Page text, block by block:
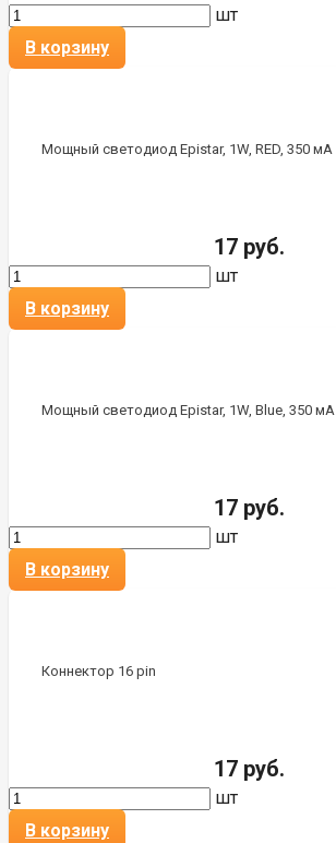
шт
В корзину
Мощный светодиод Epistar, 1W, RED, 350 мА
17 руб.
шт
В корзину
Мощный светодиод Epistar, 1W, Blue, 350 мА
17 руб.
шт
В корзину
Коннектор 16 pin
17 руб.
шт
В корзину